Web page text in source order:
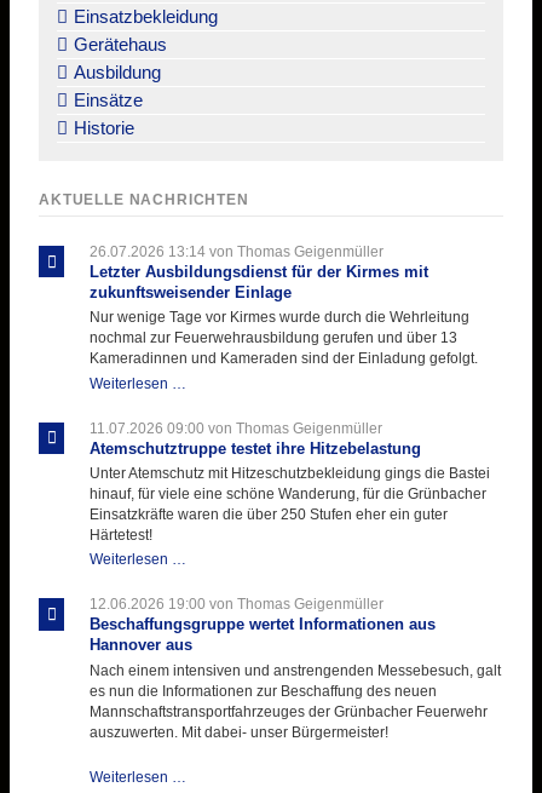
Einsatzbekleidung
Gerätehaus
Ausbildung
Einsätze
Historie
AKTUELLE NACHRICHTEN
26.07.2026 13:14von Thomas Geigenmüller
Letzter Ausbildungsdienst für der Kirmes mit
zukunftsweisender Einlage
Nur wenige Tage vor Kirmes wurde durch die Wehrleitung
nochmal zur Feuerwehrausbildung gerufen und über 13
Kameradinnen und Kameraden sind der Einladung gefolgt.
Weiterlesen …
für
der
Kirmes
mit
zukunftsweisender
11.07.2026 09:00 von Thomas Geigenmüller
Atemschutztruppe testet ihre Hitzebelastung
Unter Atemschutz mit Hitzeschutzbekleidung gings die Bastei
hinauf, für viele eine schöne Wanderung, für die Grünbacher
Einsatzkräfte waren die über 250 Stufen eher ein guter
Härtetest!
Weiterlesen …
ihre
Hitzebelastung
12.06.2026 19:00 von Thomas Geigenmüller
Beschaffungsgruppe wertet Informationen aus
Hannover aus
Nach einem intensiven und anstrengenden Messebesuch, galt
es nun die Informationen zur Beschaffung des neuen
Mannschaftstransportfahrzeuges der Grünbacher Feuerwehr
auszuwerten. Mit dabei- unser Bürgermeister!
Weiterlesen …